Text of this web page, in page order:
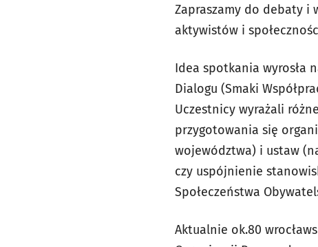
Zapraszamy do debaty i
aktywistów i
Idea spotkania wyrosła
Dialogu (Smaki
Uczestnicy wyrażali
przygotowania się
województwa) i ustaw
czy uspójnienie
Społeczeństwa
Aktualnie ok.80